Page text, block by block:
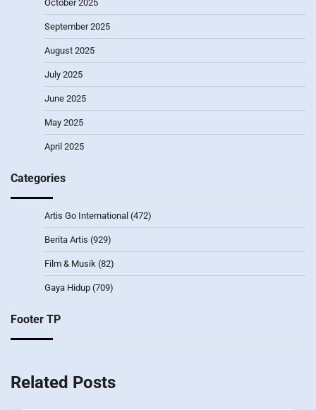
October 2025
September 2025
August 2025
July 2025
June 2025
May 2025
April 2025
Categories
Artis Go International (472)
Berita Artis (929)
Film & Musik (82)
Gaya Hidup (709)
Footer TP
Related Posts